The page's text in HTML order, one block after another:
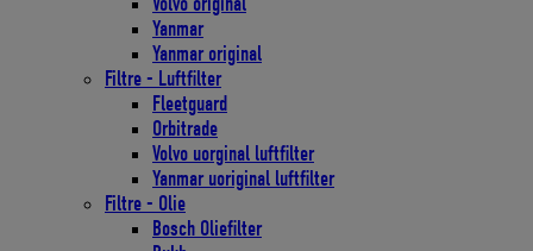
Yanmar
Yanmar original
Filtre - Luftfilter
Fleetguard
Orbitrade
Volvo uorginal luftfilter
Yanmar uoriginal luftfilter
Filtre - Olie
Bosch Oliefilter